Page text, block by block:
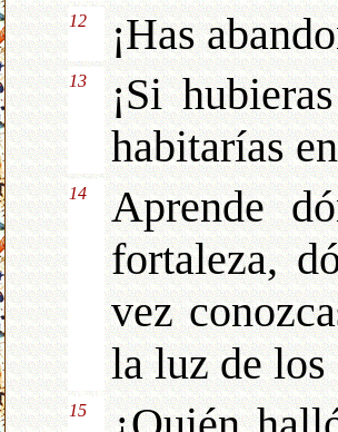
12 ¡Has
13
¡Si
habitarías
14
Aprende
fortaleza,
vez
la luz de
15